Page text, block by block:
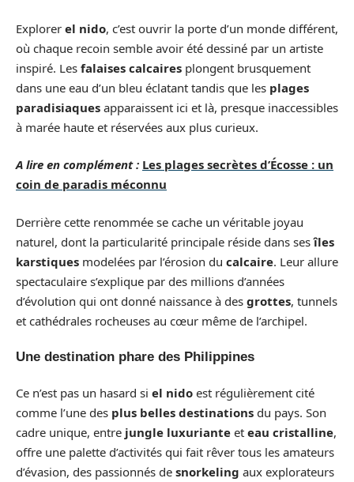
Explorer el nido, c’est ouvrir la porte d’un monde différent,
où chaque recoin semble avoir été dessiné par un artiste
inspiré. Les falaises calcaires plongent brusquement
dans une eau d’un bleu éclatant tandis que les plages
paradisiaques apparaissent ici et là, presque inaccessibles
à marée haute et réservées aux plus curieux.
A lire en complément : Les plages secrètes d’Écosse : un
coin de paradis méconnu
Derrière cette renommée se cache un véritable joyau
naturel, dont la particularité principale réside dans sesîles
karstiques modelées par l’érosion du calcaire. Leur allure
spectaculaire s’explique par des millions d’années
d’évolution qui ont donné naissance à des grottes, tunnels
et cathédrales rocheuses au cœur même de l’archipel.
Une destination phare des Philippines
Ce n’est pas un hasard si el nido est régulièrement cité
comme l’une des plus belles destinations du pays. Son
cadre unique, entre jungle luxuriante et eau cristalline,
offre une palette d’activités qui fait rêver tous les amateurs
d’évasion, des passionnés de snorkeling aux explorateurs